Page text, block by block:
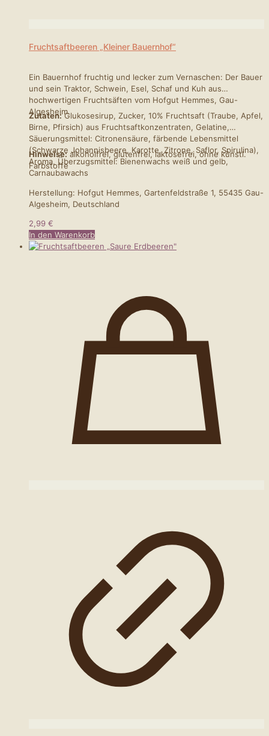
Fruchtsaftbeeren „Kleiner Bauernhof“
Ein Bauernhof fruchtig und lecker zum Vernaschen: Der Bauer
und sein Traktor, Schwein, Esel, Schaf und Kuh aus
hochwertigen Fruchtsäften vom Hofgut Hemmes, Gau-
Algesheim.
Zutaten:Glukosesirup, Zucker, 10% Fruchtsaft (Traube, Apfel,
Birne, Pfirsich) aus Fruchtsaftkonzentraten, Gelatine,
Säuerungsmittel: Citronensäure, färbende Lebensmittel
(Schwarze Johannisbeere, Karotte, Zitrone, Saflor, Spirulina),
Aroma, Überzugsmittel: Bienenwachs weiß und gelb,
Carnaubawachs
Hinweise:alkoholfrei, glutenfrei, laktosefrei, ohne künstl.
Farbstoffe
Herstellung: Hofgut Hemmes, Gartenfeldstraße 1, 55435 Gau-
Algesheim, Deutschland
2,99 €
In den Warenkorb